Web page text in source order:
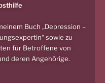
Buch „Depression –
sowie zu
für Betroffene von
deren Angehörige.